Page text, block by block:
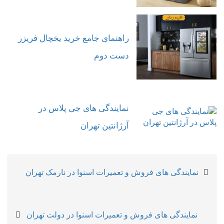
راهنمای جامع خرید یخچال فریزر
دست دوم
نمایندگی های جی پلاس در
آرژانتین تهران
راهبری
Previous
نمایندگی های فروش و تعمیرات اسنوا در نارمک تهران
Next
نمایندگی های فروش و تعمیرات اسنوا در دولت تهران